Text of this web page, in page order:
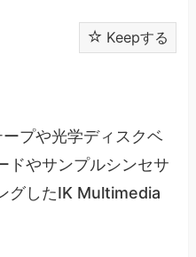
Keepする
プや光学ディスクベ
ドやサンプルシンセサ
グしたIK Multimedia